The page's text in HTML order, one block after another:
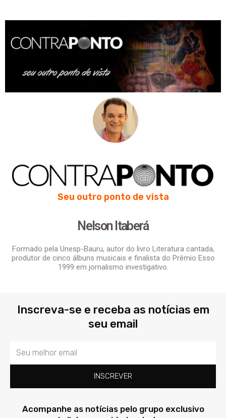
Seu outro ponto de vista
Nelson Itaberá
Formado pela Unesp-Bauru, autor do livro Literatura cantada,
produtor de cinco álbuns musicais e finalista do Prêmio Esso
1999 em jornalismo investigativo.
Inscreva-se e receba as notícias em
seu email
Email
INSCREVER
Acompanhe as notícias pelo grupo exclusivo